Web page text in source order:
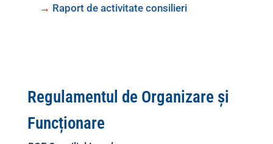
→ Raport de activitate consilieri
Regulamentul de Organizare și
Funcționare